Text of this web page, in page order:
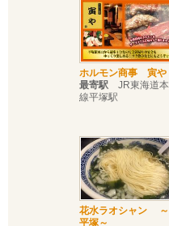
ホルモン商事 寅や
最寄駅 JR東海道本
線平塚駅
花水ラオシャン ～
平塚～